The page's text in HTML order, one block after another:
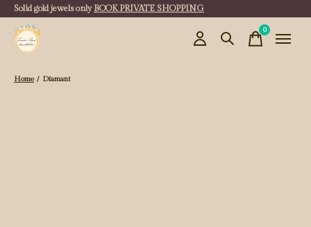
Solid gold jewels only BOOK PRIVATE SHOPPING
0items
Home / Diamant